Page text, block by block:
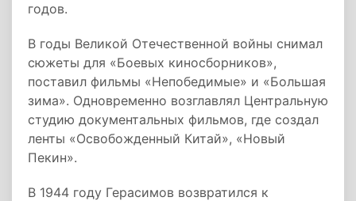
годов.
В годы Великой Отечественной войны снимал
сюжеты для «Боевых киносборников»,
поставил фильмы «Непобедимые» и «Большая
зима». Одновременно возглавлял Центральную
студию документальных фильмов, где создал
ленты «Освобожденный Китай», «Новый
Пекин».
В 1944 году Герасимов возвратился к